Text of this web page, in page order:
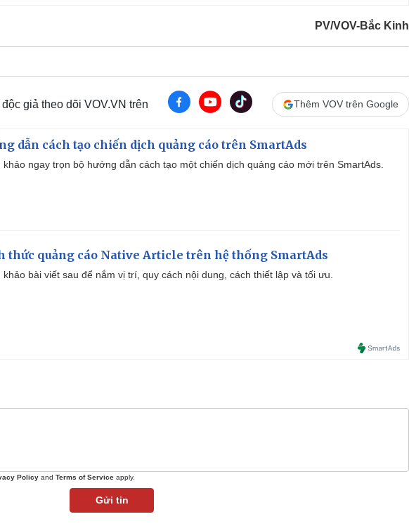
PV/VOV-Bắc Kinh
giả theo dõi VOV.VN trên Thêm VOV trên Google
dẫn cách tạo chiến dịch quảng cáo trên SmartAds
khảo ngay trọn bộ hướng dẫn cách tạo một chiến dịch quảng cáo mới trên SmartAds.
thức quảng cáo Native Article trên hệ thống SmartAds
khảo bài viết sau để nắm vị trí, quy cách nội dung, cách thiết lập và tối ưu.
Policy and Terms of Service apply.
Gửi tin